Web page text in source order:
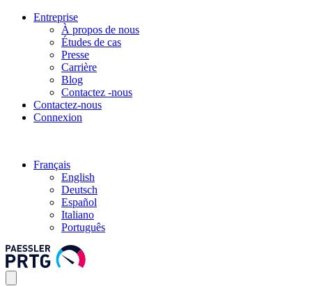
Entreprise
À propos de nous
Études de cas
Presse
Carrière
Blog
Contactez -nous
Contactez-nous
Connexion
Français
English
Deutsch
Español
Italiano
Português